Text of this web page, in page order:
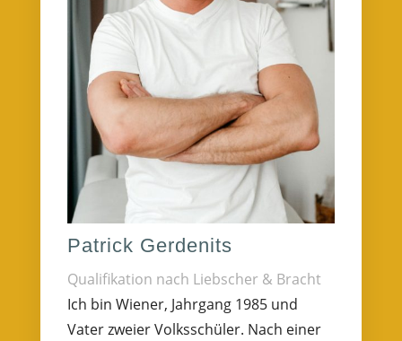
Patrick Gerdenits
Qualifikation nach Liebscher & Bracht
Ich bin Wiener, Jahrgang 1985 und
Vater zweier Volksschüler. Nach einer